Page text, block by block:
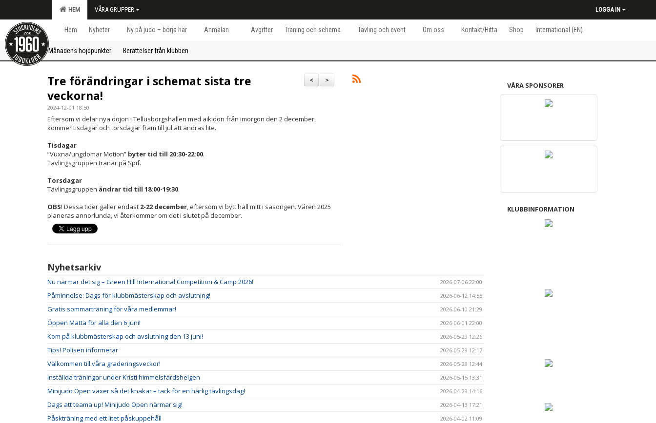
HEM VÅRA GRUPPER LOGGA IN
Hem Nyheter Ny på judo – börja här Anmälan Avgifter Träning och schema Tävling och event Om oss Kontakt/Hitta Shop International (EN)
Månadens höjdpunkter Berättelser från klubben
>
<
Tre förändringar i schemat sista tre
veckorna!
2024-12-01 18:50
Eftersom vi delar nya dojon i Tellusborgshallen med aikidon från imorgon den 2 december,
kommer tisdagar och torsdagar fram till jul att ändras lite.
Tisdagar
”Vuxna/ungdomar Motion” byter tid till 20:30-22:00.
Tävlingsgruppen tränar på Spif.
Torsdagar
Tävlingsgruppen ändrar tid till 18:00-19:30.
OBS! Dessa tider gäller endast 2-22 december, eftersom vi bytt hall mitt i säsongen. Våren 2025
planeras annorlunda, vi återkommer om det i slutet på december.
Nyhetsarkiv
Nu närmar det sig – Green Hill International Competition & Camp 2026! 2026-07-06 22:00
Påminnelse: Dags för klubbmästerskap och avslutning! 2026-06-12 14:55
Gratis sommarträning för våra medlemmar! 2026-06-10 21:29
Öppen Matta för alla den 6 juni! 2026-06-01 22:00
Kom på klubbmästerskap och avslutning den 13 juni! 2026-05-29 12:26
Tips! Polisen informerar 2026-05-29 12:17
Välkommen till våra graderingsveckor! 2026-05-28 12:44
Inställda träningar under Kristi himmelsfärdshelgen 2026-05-15 13:31
Minijudo Open växer så det knakar – tack för en härlig tävlingsdag! 2026-04-29 14:16
Dags att teama up! Minijudo Open närmar sig! 2026-04-13 17:21
Påskträning med ett litet påskuppehåll 2026-04-02 11:09
VÅRA SPONSORER
KLUBBINFORMATION